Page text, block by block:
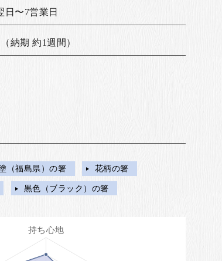
日〜7営業日
納期 約1週間）
（福島県）の箸 花柄の箸
黒色（ブラック）の箸